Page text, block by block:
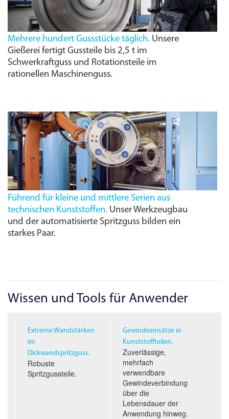
Mehrere hundert Gussstücke täglich. Unsere
Gießerei fertigt Gussteile bis 2,5 t im
Schwerkraftguss und Rotationsteile im
rationellen Maschinenguss.
Führend für kleine und mittlere Serien aus
technischen Kunststoffen. Unser Werkzeugbau
und der automatisierte Spritzguss bilden ein
starkes Paar.
Wissen und Tools für Anwender
Extreme Wandstärken
im
Dickwandspritzguss.
Robuste
Spritzgussteile.
Gewindeeinsätze in
Kunststoffteilen.
Zuverlässige,
mehrfach
verwendbare
Gewindeverbindung
über die
Lebensdauer der
Anwendung hinweg.